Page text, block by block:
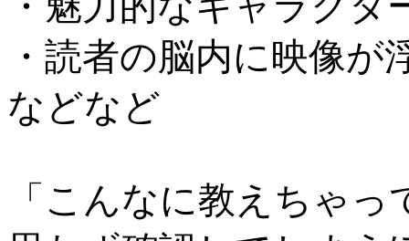
・読者の脳内に映像
などなど
「こんなに教えちゃ